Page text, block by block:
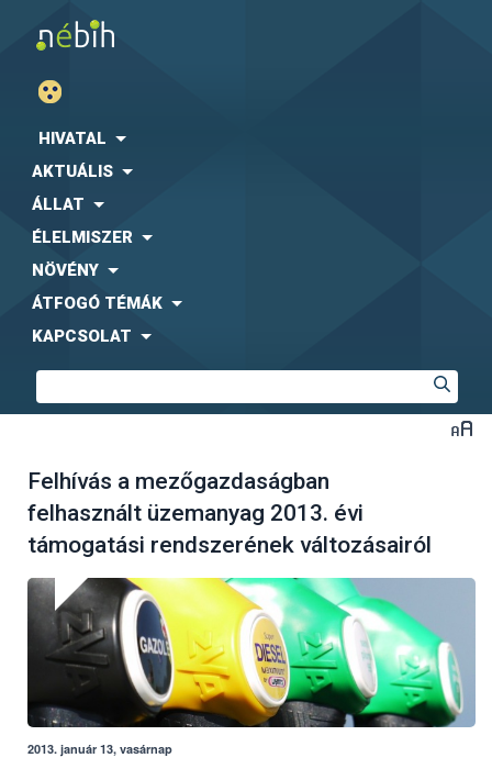
HIVATAL
AKTUÁLIS
ÁLLAT
ÉLELMISZER
NÖVÉNY
ÁTFOGÓ TÉMÁK
KAPCSOLAT
Felhívás a mezőgazdaságban
felhasznált üzemanyag 2013. évi
támogatási rendszerének változásairól
2013. január 13, vasárnap